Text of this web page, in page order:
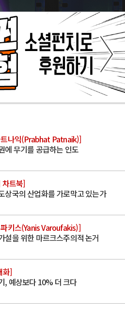
나익(Prabhat Patnaik)]
에 무기를 공급하는 인도
차트북]
상국의 산업화를 가로막고 있는가
키스(Yanis Varoufakis)]
설을 위한 마르크스주의적 논거
화]
, 예상보다 10% 더 크다